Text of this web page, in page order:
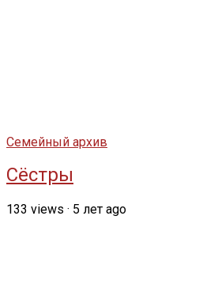
Семейный архив
Сёстры
133 views · 5 лет ago